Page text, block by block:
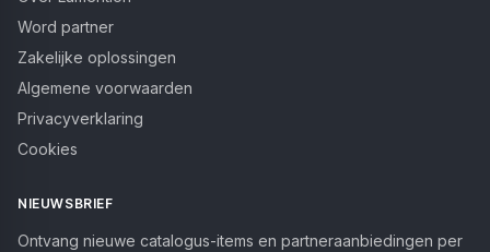
Word partner
Zakelijke oplossingen
Algemene voorwaarden
Privacyverklaring
Cookies
NIEUWSBRIEF
Ontvang nieuwe catalogus-items en partneraanbiedingen per